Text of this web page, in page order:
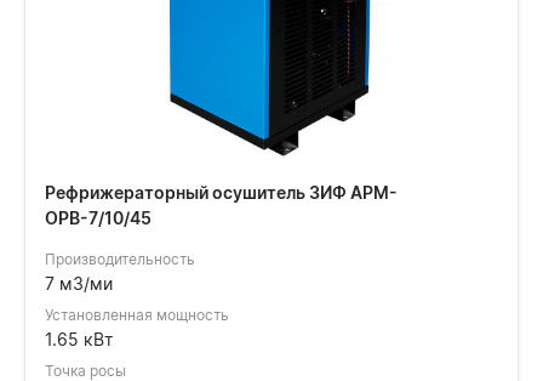
Рефрижераторный осушитель ЗИФ АРМ-
ОРВ-7/10/45
Производительность
7 м3/ми
Установленная мощность
1.65 кВт
Точка росы